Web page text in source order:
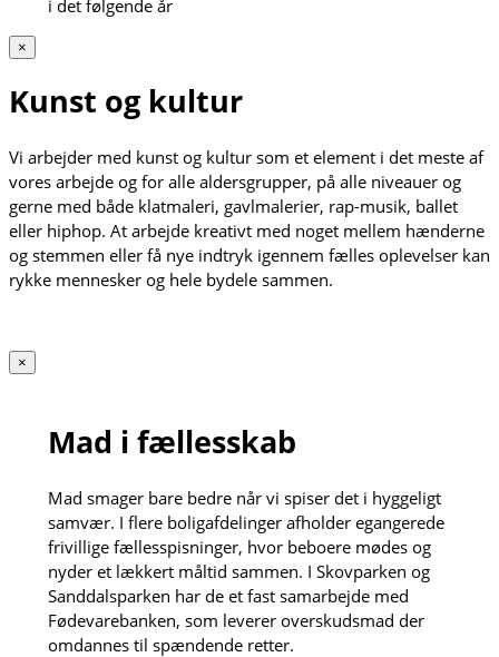
i det følgende år
×
Kunst og kultur
Vi arbejder med kunst og kultur som et element i det meste af
vores arbejde og for alle aldersgrupper, på alle niveauer og
gerne med både klatmaleri, gavlmalerier, rap-musik, ballet
eller hiphop. At arbejde kreativt med noget mellem hænderne
og stemmen eller få nye indtryk igennem fælles oplevelser kan
rykke mennesker og hele bydele sammen.
×
Mad i fællesskab
Mad smager bare bedre når vi spiser det i hyggeligt
samvær. I flere boligafdelinger afholder egangerede
frivillige fællesspisninger, hvor beboere mødes og
nyder et lækkert måltid sammen. I Skovparken og
Sanddalsparken har de et fast samarbejde med
Fødevarebanken, som leverer overskudsmad der
omdannes til spændende retter.